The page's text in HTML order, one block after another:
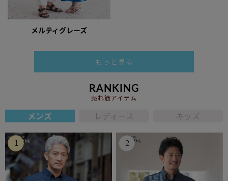
メルティグレーズ
もっと見る
RANKING
売れ筋アイテム
メンズ レディース キッズ